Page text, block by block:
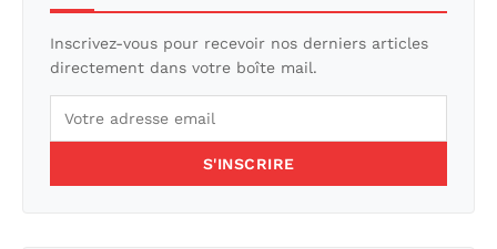
Inscrivez-vous pour recevoir nos derniers articles
directement dans votre boîte mail.
S'INSCRIRE